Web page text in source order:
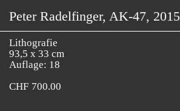
Peter Radelfinger, AK-47, 2015
Lithografie
93,5 x 33 cm
Auflage: 18
CHF 700.00